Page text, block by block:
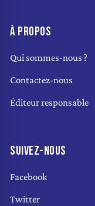
À PROPOS
Qui sommes-nous ?
Contactez-nous
Éditeur responsable
SUIVEZ-NOUS
Facebook
Twitter